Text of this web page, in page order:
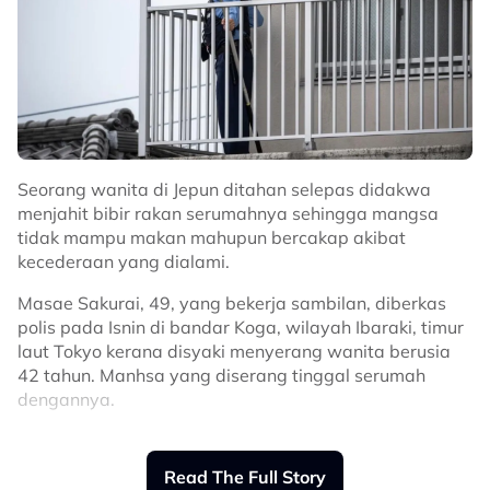
Seorang wanita di Jepun ditahan selepas didakwa
menjahit bibir rakan serumahnya sehingga mangsa
tidak mampu makan mahupun bercakap akibat
kecederaan yang dialami.
Masae Sakurai, 49, yang bekerja sambilan, diberkas
polis pada Isnin di bandar Koga, wilayah Ibaraki, timur
laut Tokyo kerana disyaki menyerang wanita berusia
42 tahun. Manhsa yang diserang tinggal serumah
dengannya.
1.30 tengah hari pada 29 Jun lalu apabila Sakurai
Read The Full Story